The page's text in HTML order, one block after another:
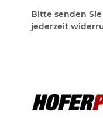
Bitte senden
jederzeit